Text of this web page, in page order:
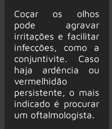
Coçar os olhos
pode agravar
irritações e facilitar
infecções, como a
conjuntivite. Caso
haja ardência ou
vermelhidão
persistente, o mais
indicado é procurar
um oftalmologista.